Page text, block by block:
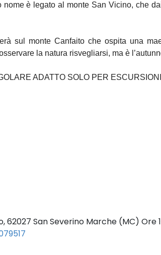
nome è legato al monte San Vicino, che
sul monte Canfaito che ospita una
la natura risvegliarsi, ma è
ADATTO SOLO PER
62027 San Severino Marche (MC) Ore